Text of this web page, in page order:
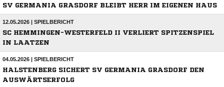
SV GERMANIA GRASDORF BLEIBT HERR IM EIGENEN HAUS
12.05.2026 | SPIELBERICHT
SC HEMMINGEN-WESTERFELD II VERLIERT SPITZENSPIEL
IN LAATZEN
04.05.2026 | SPIELBERICHT
HALSTENBERG SICHERT SV GERMANIA GRASDORF DEN
AUSWÄRTSERFOLG